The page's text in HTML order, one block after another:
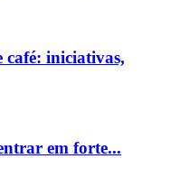
iniciativas,
em forte...